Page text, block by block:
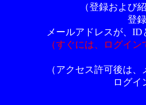
（登録および紹
登録が
メールアドレスが、IDと
（すぐには、ログイ
（アクセス許可後は、メ
ログイン